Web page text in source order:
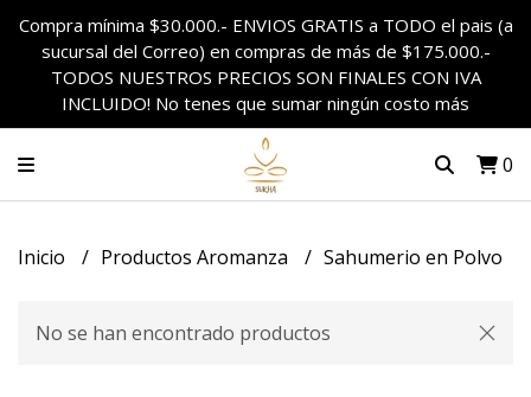
Compra mínima $30.000.- ENVIOS GRATIS a TODO el pais (a
sucursal del Correo) en compras de más de $175.000.-
TODOS NUESTROS PRECIOS SON FINALES CON IVA
INCLUIDO! No tenes que sumar ningún costo más
0
Inicio Productos Aromanza Sahumerio en Polvo
No se han encontrado productos